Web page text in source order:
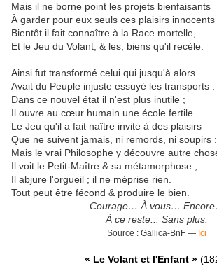
Mais il ne borne point les projets bienfaisants
À garder pour eux seuls ces plaisirs innocents
Bientôt il fait connaître à la Race mortelle,
Et le Jeu du Volant, & les, biens qu'il recèle.
Ainsi fut transformé celui qui jusqu'à alors
Avait du Peuple injuste essuyé les transports :
Dans ce nouvel état il n'est plus inutile ;
Il ouvre au cœur humain une école fertile.
Le Jeu qu'il a fait naître invite à des plaisirs
Que ne suivent jamais, ni remords, ni soupirs :
Mais le vrai Philosophe y découvre autre
Il voit le Petit-Maître & sa métamorphose ;
Il abjure l'orgueil ; il ne méprise rien.
Tout peut être fécond & produire le bien.
Courage… À vous…
À ce reste... Sans plus.
Source : Gallica-BnF — Ici
« Le Volant et l'Enfant »